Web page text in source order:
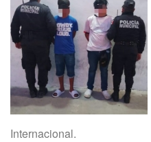
Internacional.